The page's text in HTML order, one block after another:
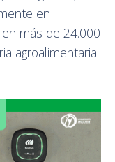
en
más de 24.000
agroalimentaria.